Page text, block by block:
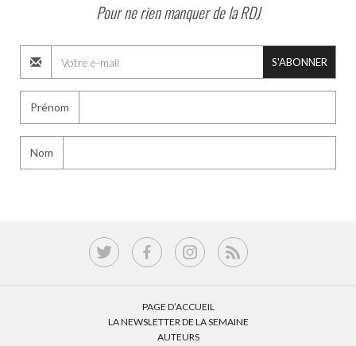
Pour ne rien manquer de la RDJ
S'ABONNER
Prénom
Nom
PAGE D’ACCUEIL
LA NEWSLETTER DE LA SEMAINE
AUTEURS